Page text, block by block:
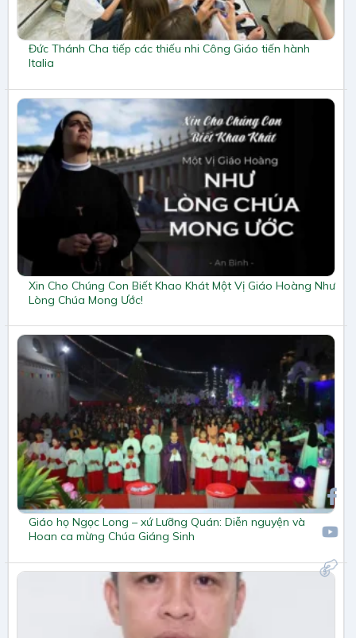
Đức Thánh Cha tiếp các thiếu nhi Công Giáo tiến hành
Italia
Xin Cho Chúng Con Biết Khao Khát Một Vị Giáo Hoàng Như
Lòng Chúa Mong Ước!
Giáo họ Ngọc Long – xứ Lưỡng Quán: Diễn nguyện và
Hoan ca mừng Chúa Giáng Sinh